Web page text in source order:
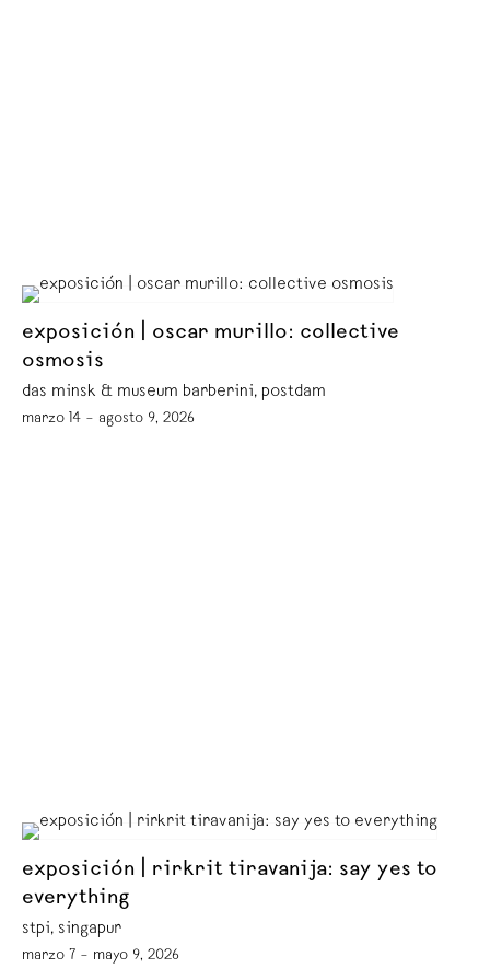
exposición | oscar murillo: collective
osmosis
das minsk & museum barberini, postdam
marzo 14 – agosto 9, 2026
exposición | rirkrit tiravanija: say yes to
everything
stpi, singapur
marzo 7 – mayo 9, 2026